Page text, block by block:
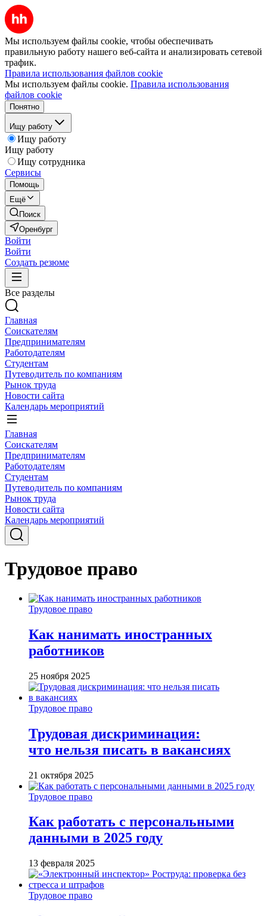
Мы используем файлы cookie, чтобы обеспечивать
правильную работу нашего веб-сайта и анализировать сетевой
трафик.
Правила использования файлов cookie
Мы используем файлы cookie. Правила использования
файлов cookie
Понятно
Ищу работу
Ищу работу
Ищу работу
Ищу сотрудника
Сервисы
Помощь
Ещё
Поиск
Оренбург
Войти
Войти
Создать резюме
Все разделы
Главная
Соискателям
Предпринимателям
Работодателям
Студентам
Путеводитель по компаниям
Рынок труда
Новости сайта
Календарь мероприятий
Главная
Соискателям
Предпринимателям
Работодателям
Студентам
Путеводитель по компаниям
Рынок труда
Новости сайта
Календарь мероприятий
Трудовое право
Трудовое право
Как нанимать иностранных
работников
25 ноября 2025
Трудовое право
Трудовая дискриминация:
что нельзя писать в вакансиях
21 октября 2025
Трудовое право
Как работать с персональными
данными в 2025 году
13 февраля 2025
Трудовое право